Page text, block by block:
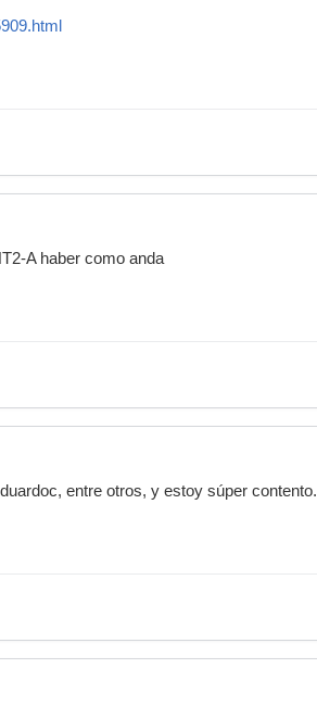
A haber como anda
entre otros, y estoy súper contento.